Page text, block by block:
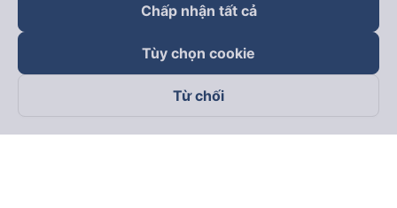
Theo dõi chúng tôi trên
Chấp nhận tất cả
Tùy chọn cookie
Từ chối